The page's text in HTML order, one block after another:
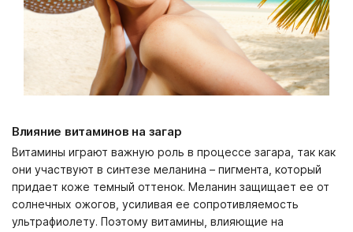
Влияние витаминов на загар
Витамины играют важную роль в процессе загара, так как
они участвуют в синтезе меланина – пигмента, который
придает коже темный оттенок. Меланин защищает ее от
солнечных ожогов, усиливая ее сопротивляемость
ультрафиолету. Поэтому витамины, влияющие на